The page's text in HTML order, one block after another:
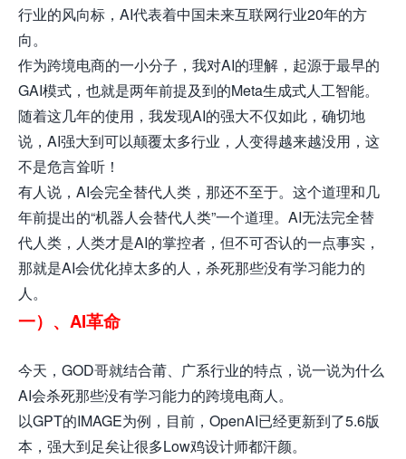
行业的风向标，AI代表着中国未来互联网行业20年的方
向。
作为跨境电商的一小分子，我对AI的理解，起源于最早的
GAI模式，也就是两年前提及到的Meta生成式人工智能。
随着这几年的使用，我发现AI的强大不仅如此，确切地
说，AI强大到可以颠覆太多行业，人变得越来越没用，这
不是危言耸听！
有人说，AI会完全替代人类，那还不至于。这个道理和几
年前提出的“机器人会替代人类”一个道理。AI无法完全替
代人类，人类才是AI的掌控者，但不可否认的一点事实，
那就是AI会优化掉太多的人，杀死那些没有学习能力的
人。
一）、AI革命
今天，GOD哥就结合莆、广系行业的特点，说一说为什么
AI会杀死那些没有学习能力的跨境电商人。
以GPT的IMAGE为例，目前，OpenAI已经更新到了5.6版
本，强大到足矣让很多Low鸡设计师都汗颜。